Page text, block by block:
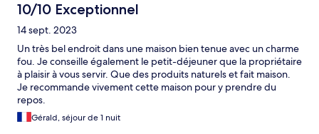
10/10 Exceptionnel
14 sept. 2023
Un très bel endroit dans une maison bien tenue avec un charme
fou. Je conseille également le petit-déjeuner que la propriétaire
à plaisir à vous servir. Que des produits naturels et fait maison.
Je recommande vivement cette maison pour y prendre du
repos.
Gérald, séjour de 1 nuit